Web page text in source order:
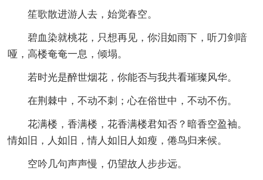
笙歌散进游人去，始觉春空。
碧血染就桃花，只想再见，你泪如雨下，听刀剑喑
哑，高楼奄奄一息，倾塌。
若时光是醉世烟花，你能否与我共看璀璨风华。
在荆棘中，不动不刺；心在俗世中，不动不伤。
花满楼，香满楼，花香满楼君知否？暗香空盈袖。
情如旧，人如旧，情人如旧人如瘦，倦鸟归来候。
空吟几句声声慢，仍望故人步步远。